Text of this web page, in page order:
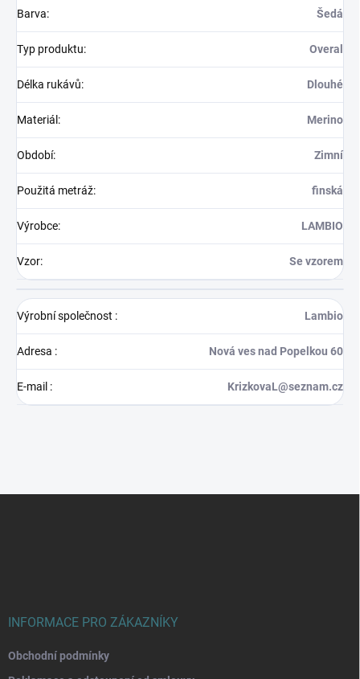
Barva: Šedá
Typ produktu: Overal
Délka rukávů: Dlouhé
Materiál : Merino
Období: Zimní
Použitá metráž: finská
Výrobce: LAMBIO
Vzor: Se vzorem
Výrobní společnost : Lambio
Adresa : Nová ves nad Popelkou 60
E-mail : KrizkovaL@seznam.cz
INFORMACE PRO ZÁKAZNÍKY
Obchodní podmínky